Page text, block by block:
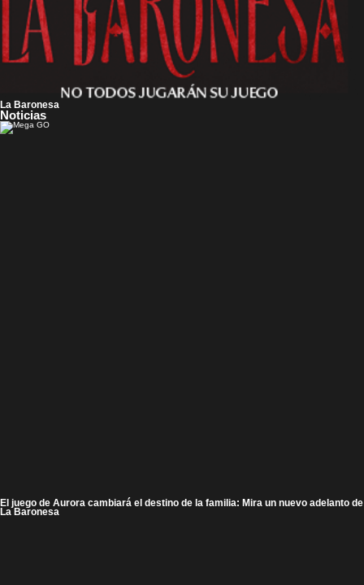
La Baronesa
Noticias
El juego de Aurora cambiará el destino de la familia: Mira un nuevo adelanto de
La Baronesa